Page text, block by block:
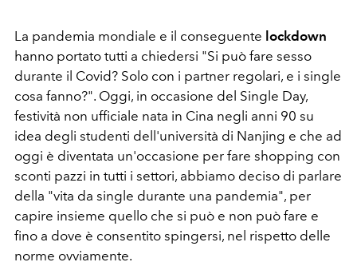
La pandemia mondiale e il conseguente lockdown
hanno portato tutti a chiedersi "Si può fare sesso
durante il Covid? Solo con i partner regolari, e i single
cosa fanno?". Oggi, in occasione del Single Day,
festività non ufficiale nata in Cina negli anni 90 su
idea degli studenti dell'università di Nanjing e che ad
oggi è diventata un'occasione per fare shopping con
sconti pazzi in tutti i settori, abbiamo deciso di parlare
della "vita da single durante una pandemia", per
capire insieme quello che si può e non può fare e
fino a dove è consentito spingersi, nel rispetto delle
norme ovviamente.